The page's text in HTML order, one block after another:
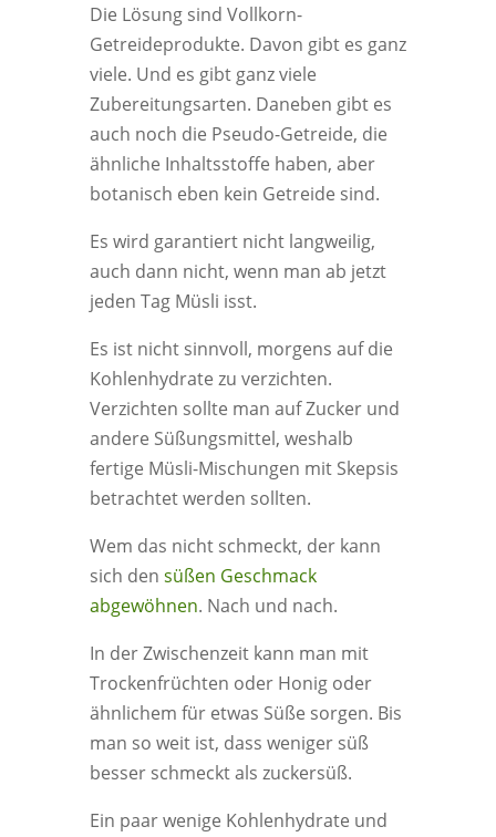
Die Lösung sind Vollkorn-
Getreideprodukte. Davon gibt es ganz
viele. Und es gibt ganz viele
Zubereitungsarten. Daneben gibt es
auch noch die Pseudo-Getreide, die
ähnliche Inhaltsstoffe haben, aber
botanisch eben kein Getreide sind.
Es wird garantiert nicht langweilig,
auch dann nicht, wenn man ab jetzt
jeden Tag Müsli isst.
Es ist nicht sinnvoll, morgens auf die
Kohlenhydrate zu verzichten.
Verzichten sollte man auf Zucker und
andere Süßungsmittel, weshalb
fertige Müsli-Mischungen mit Skepsis
betrachtet werden sollten.
Wem das nicht schmeckt, der kann
sich den süßen Geschmack
abgewöhnen. Nach und nach.
In der Zwischenzeit kann man mit
Trockenfrüchten oder Honig oder
ähnlichem für etwas Süße sorgen. Bis
man so weit ist, dass weniger süß
besser schmeckt als zuckersüß.
Ein paar wenige Kohlenhydrate und